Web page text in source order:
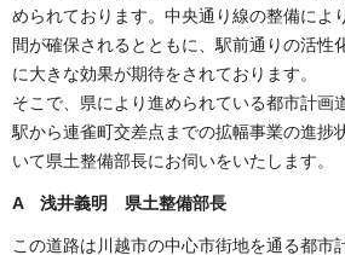
められております。中央通り線の整備によ
間が確保されるとともに、駅前通りの活性
に大きな効果が期待をされております。
そこで、県により進められている都市計画
駅から連雀町交差点までの拡幅事業の進捗
いて県土整備部長にお伺いをいたします。
A 浅井義明 県土整備部長
この道路は川越市の中心市街地を通る都市